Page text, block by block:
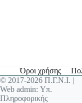
Όροι χρήσης
© 2017-2026 Π.Γ.Ν.Ι. |
Web admin: Υπ.
Πληροφορικής